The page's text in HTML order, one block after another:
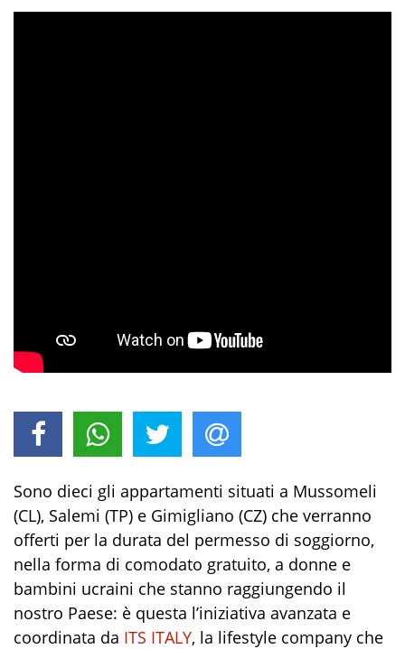
Sono dieci gli appartamenti situati a Mussomeli
(CL), Salemi (TP) e Gimigliano (CZ) che verranno
offerti per la durata del permesso di soggiorno,
nella forma di comodato gratuito, a donne e
bambini ucraini che stanno raggiungendo il
nostro Paese: è questa l’iniziativa avanzata e
coordinata da ITS ITALY, la lifestyle company che